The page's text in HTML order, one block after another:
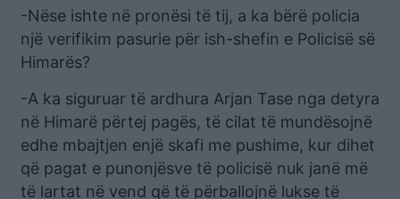
-Nëse ishte në pronësi të tij, a ka bërë policia
një verifikim pasurie për ish-shefin e Policisë së
Himarës?
-A ka siguruar të ardhura Arjan Tase nga detyra
në Himarë përtej pagës, të cilat të mundësojnë
edhe mbajtjen enjë skafi me pushime, kur dihet
që pagat e punonjësve të policisë nuk janë më
të lartat në vend që të përballojnë lukse të